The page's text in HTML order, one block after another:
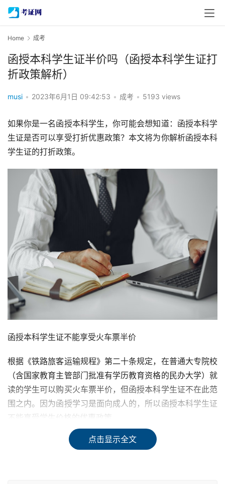
Home 成考
函授本科学生证半价吗（函授本科学生证打
折政策解析）
musi • 2023年6月1日 09:42:53 • 成考 • 5193 views
如果你是一名函授本科学生，你可能会想知道：函授本科学
生证是否可以享受打折优惠政策？本文将为你解析函授本科
学生证的打折政策。
函授本科学生证不能享受火车票半价
根据《铁路旅客运输规程》第二十条规定，在普通大专院校
（含国家教育主管部门批准有学历教育资格的民办大学）就
读的学生可以购买火车票半价，但函授本科学生证不在此范
围之内。因为函授学习是面向成人的，所以函授本科学生证
不能享受学生价格的优惠政策。
函授本科学生证不能享受景区半价
点击显示全文